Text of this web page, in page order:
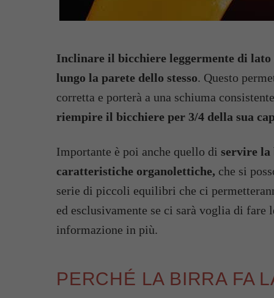
Inclinare il bicchiere leggermente di
lungo la parete dello stesso. Questo
corretta e porterà a una schiuma
riempire il bicchiere per 3/4 della sua
Importante è poi anche quello di servire la
caratteristiche organolettiche, che si
serie di piccoli equilibri che ci
ed esclusivamente se ci sarà voglia di fare
informazione in più.
PERCHÉ LA BIRRA FA